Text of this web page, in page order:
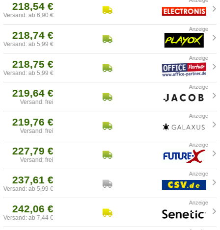
218,54 €
Versand: ab 6,90 €
218,74 €
Versand: ab 5,99 €
218,75 €
Versand: ab 5,99 €
219,64 €
Versand: frei
219,76 €
Versand: frei
227,79 €
Versand: frei
237,61 €
Versand: ab 5,99 €
242,06 €
Versand: ab 7,44 €